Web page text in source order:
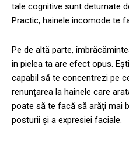
tale cognitive sunt deturnate
Practic, hainele incomode te
Pe de altă parte,
în pielea ta are efect opus.
capabil să te concentrezi pe
renunțarea la hainele care
poate să te facă să arăți mai
posturii și a expresiei faciale.